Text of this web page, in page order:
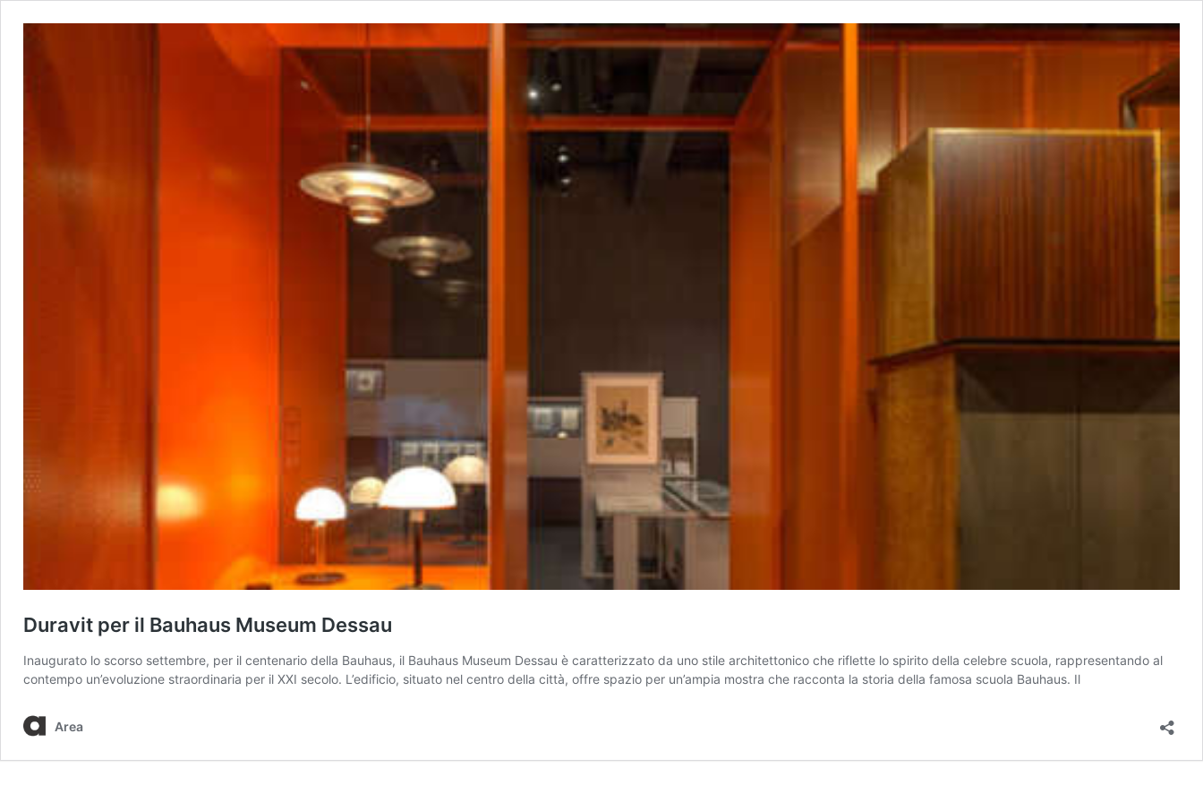
Duravit per il Bauhaus Museum Dessau
Inaugurato lo scorso settembre, per il centenario della Bauhaus, il Bauhaus Museum Dessau è caratterizzato da uno stile architettonico che riflette lo spirito della celebre scuola, rappresentando al
contempo un’evoluzione straordinaria per il XXI secolo. L’edificio, situato nel centro della città, offre spazio per un’ampia mostra che racconta la storia della famosa scuola Bauhaus. Il
Area